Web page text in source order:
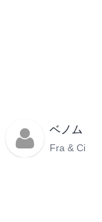
ベノム
Fra & Ci